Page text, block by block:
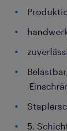
5.